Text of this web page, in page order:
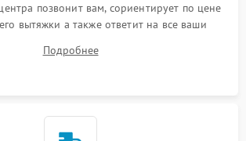
позвонит вам, сориентирует по цене
вытяжки а также ответит на все ваши
Подробнее